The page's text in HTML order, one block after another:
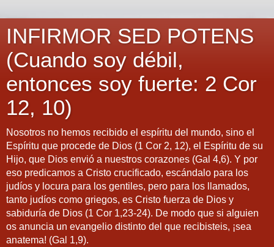
INFIRMOR SED POTENS
(Cuando soy débil,
entonces soy fuerte: 2 Cor
12, 10)
Nosotros no hemos recibido el espíritu del mundo, sino el
Espíritu que procede de Dios (1 Cor 2, 12), el Espíritu de su
Hijo, que Dios envió a nuestros corazones (Gal 4,6). Y por
eso predicamos a Cristo crucificado, escándalo para los
judíos y locura para los gentiles, pero para los llamados,
tanto judíos como griegos, es Cristo fuerza de Dios y
sabiduría de Dios (1 Cor 1,23-24). De modo que si alguien
os anuncia un evangelio distinto del que recibisteis, ¡sea
anatema! (Gal 1,9).